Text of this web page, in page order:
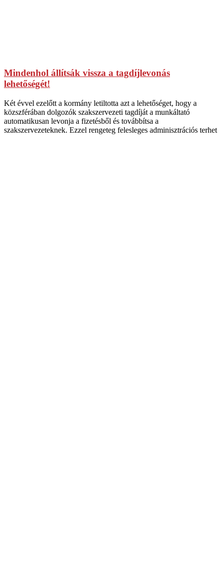
Mindenhol állítsák vissza a tagdíjlevonás
lehetőségét!
Két évvel ezelőtt a kormány letiltotta azt a lehetőséget, hogy a
közszférában dolgozók szakszervezeti tagdíját a munkáltató
automatikusan levonja a fizetésből és továbbítsa a
szakszervezeteknek. Ezzel rengeteg felesleges adminisztrációs terhet